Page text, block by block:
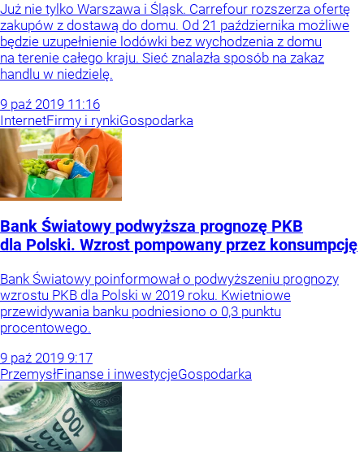
Już nie tylko Warszawa i Śląsk. Carrefour rozszerza ofertę
zakupów z dostawą do domu. Od 21 października możliwe
będzie uzupełnienie lodówki bez wychodzenia z domu
na terenie całego kraju. Sieć znalazła sposób na zakaz
handlu w niedzielę.
9 paź 2019 11:16
InternetFirmy i rynkiGospodarka
Bank Światowy podwyższa prognozę PKB
dla Polski. Wzrost pompowany przez konsumpcję
Bank Światowy poinformował o podwyższeniu prognozy
wzrostu PKB dla Polski w 2019 roku. Kwietniowe
przewidywania banku podniesiono o 0,3 punktu
procentowego.
9 paź 2019 9:17
PrzemysłFinanse i inwestycjeGospodarka